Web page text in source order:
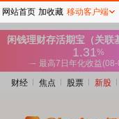
财经 焦点 股票 新股
网站首页 加收藏 移动客户端